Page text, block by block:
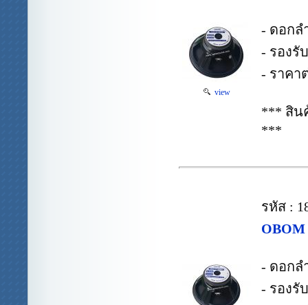
view
- ดอกล
- รองรั
- ราคา
*** สิน
***
รหัส :
OBOM
- ดอกล
- รองรั